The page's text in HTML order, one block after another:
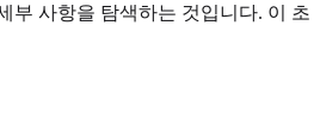
부 사항을 탐색하는 것입니다. 이 초